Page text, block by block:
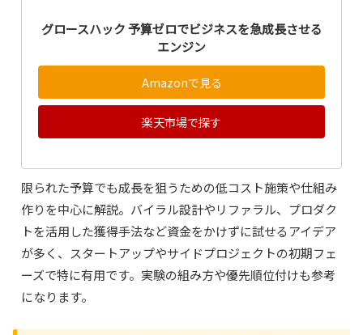
グロースハック 予算ゼロでビジネスを急成長させる
エンジン
Amazonで見る
楽天市場で探す
限られた予算でも成長を狙うための低コスト施策や仕組み
作りを中心に解説。バイラル設計やリファラル、プロダク
トを活用した獲得手法など資金をかけずに試せるアイデア
が多く、スタートアップやサイドプロジェクトの初期フェ
ーズで特に有用です。実験の組み方や優先順位付けも参考
になります。